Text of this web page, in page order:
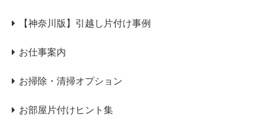
【神奈川版】引越し片付け事例
お仕事案内
お掃除・清掃オプション
お部屋片付けヒント集